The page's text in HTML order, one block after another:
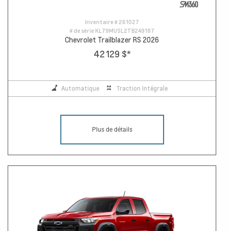
Inventaire # 261027
# de série KL79MUSL2TB249187
Chevrolet Trailblazer RS 2026
42 129 $*
Automatique Traction Intégrale
Plus de détails